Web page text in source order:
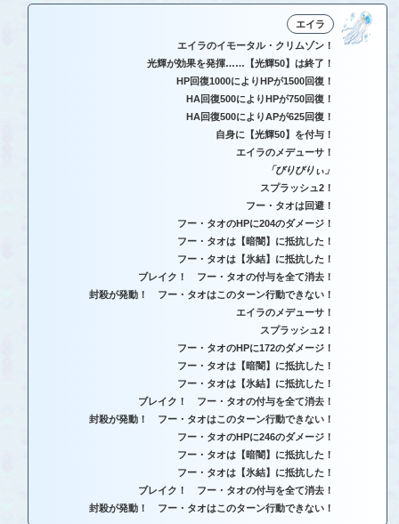
エイラ
エイラのイモータル・クリムゾン！
光輝が効果を発揮……【光輝50】は終了！
HP回復1000によりHPが1500回復！
HA回復500によりHPが750回復！
HA回復500によりAPが625回復！
自身に【光輝50】を付与！
エイラのメデューサ！
「びりびりぃ」
スプラッシュ2！
フー・タオは回避！
フー・タオのHPに204のダメージ！
フー・タオは【暗闇】に抵抗した！
フー・タオは【氷結】に抵抗した！
ブレイク！ フー・タオの付与を全て消去！
封殺が発動！ フー・タオはこのターン行動できない！
エイラのメデューサ！
スプラッシュ2！
フー・タオのHPに172のダメージ！
フー・タオは【暗闇】に抵抗した！
フー・タオは【氷結】に抵抗した！
ブレイク！ フー・タオの付与を全て消去！
封殺が発動！ フー・タオはこのターン行動できない！
フー・タオのHPに246のダメージ！
フー・タオは【暗闇】に抵抗した！
フー・タオは【氷結】に抵抗した！
ブレイク！ フー・タオの付与を全て消去！
封殺が発動！ フー・タオはこのターン行動できない！